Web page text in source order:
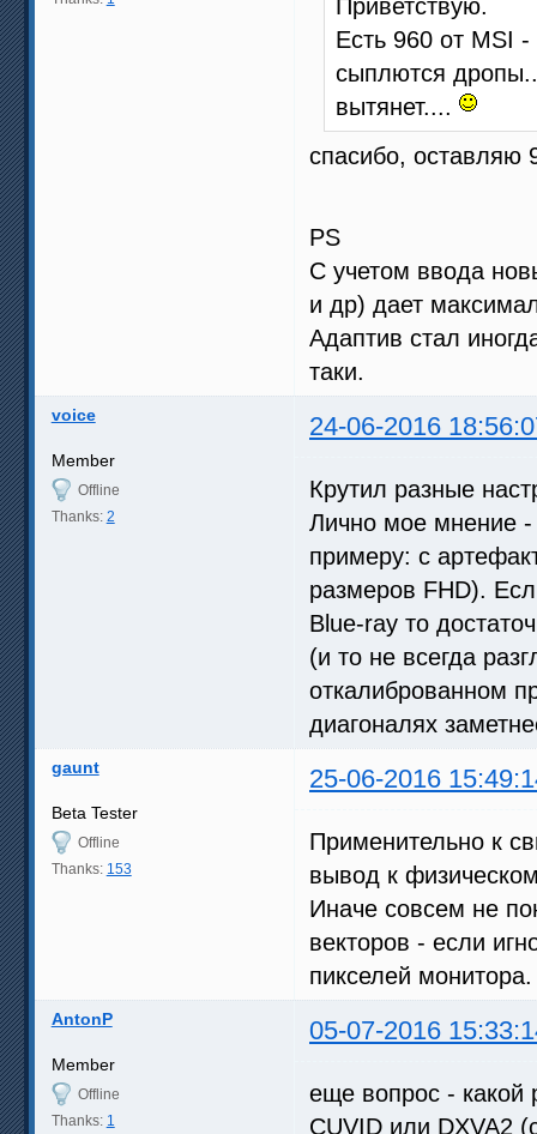
Приветствую.
Есть 960 от MSI
сыплются
вытянет....
спасибо, оставляю
PS
С учетом ввода
и др) дает
Адаптив стал
таки.
voice 24-06-2016
Member
Offline
Thanks: 2
Крутил разные
Лично мое мнение
примеру: с
размеров FHD).
Blue-ray то
(и то не всегда
откалиброванном
диагоналях
gaunt 25-06-2016
Beta Tester
Offline
Thanks: 153
Применительно к
вывод к
Иначе совсем не
векторов - если
пикселей монитора.
AntonP 05-07-2016
Member
Offline
Thanks: 1
еще вопрос - какой
CUVID или DXVA2